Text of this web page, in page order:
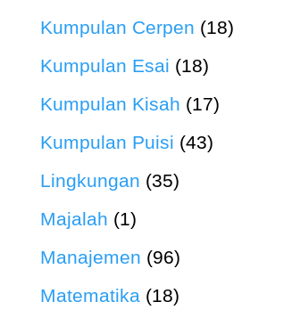
Kumpulan Cerpen (18)
Kumpulan Esai (18)
Kumpulan Kisah (17)
Kumpulan Puisi (43)
Lingkungan (35)
Majalah (1)
Manajemen (96)
Matematika (18)